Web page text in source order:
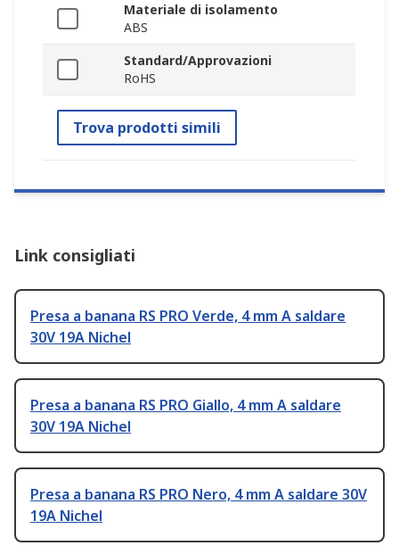
Materiale di isolamento
ABS
Standard/Approvazioni
RoHS
Trova prodotti simili
Link consigliati
Presa a banana RS PRO Verde, 4 mm A saldare
30V 19A Nichel
Presa a banana RS PRO Giallo, 4 mm A saldare
30V 19A Nichel
Presa a banana RS PRO Nero, 4 mm A saldare 30V
19A Nichel